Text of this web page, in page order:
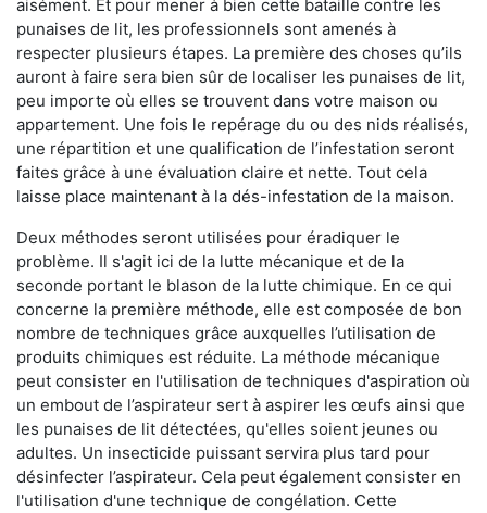
aisément. Et pour mener à bien cette bataille contre les
punaises de lit, les professionnels sont amenés à
respecter plusieurs étapes. La première des choses qu’ils
auront à faire sera bien sûr de localiser les punaises de lit,
peu importe où elles se trouvent dans votre maison ou
appartement. Une fois le repérage du ou des nids réalisés,
une répartition et une qualification de l’infestation seront
faites grâce à une évaluation claire et nette. Tout cela
laisse place maintenant à la dés-infestation de la maison.
Deux méthodes seront utilisées pour éradiquer le
problème. Il s'agit ici de la lutte mécanique et de la
seconde portant le blason de la lutte chimique. En ce qui
concerne la première méthode, elle est composée de bon
nombre de techniques grâce auxquelles l’utilisation de
produits chimiques est réduite. La méthode mécanique
peut consister en l'utilisation de techniques d'aspiration où
un embout de l’aspirateur sert à aspirer les œufs ainsi que
les punaises de lit détectées, qu'elles soient jeunes ou
adultes. Un insecticide puissant servira plus tard pour
désinfecter l’aspirateur. Cela peut également consister en
l'utilisation d'une technique de congélation. Cette